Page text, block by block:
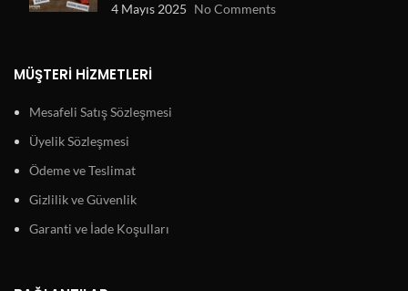
4 Mayıs 2025 No Comments
MÜŞTERI HIZMETLERI
Mesafeli Satış Sözleşmesi
Üyelik Sözleşmesi
Ödeme ve Teslimat
Gizlilik ve Güvenlik
Garanti ve İade Koşulları